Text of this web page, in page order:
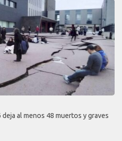
al menos 48 muertos y graves